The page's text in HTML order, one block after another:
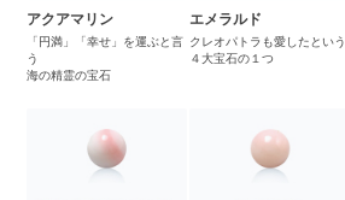
アクアマリン
「円満」「幸せ」を運ぶと言
う
海の精霊の宝石
エメラルド
クレオパトラも愛したという
４大宝石の１つ